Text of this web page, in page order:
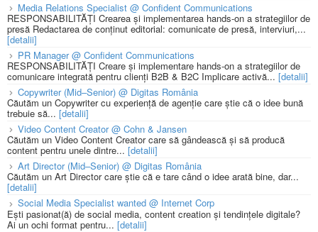
Media Relations Specialist @ Confident Communications
RESPONSABILITĂȚI Crearea și implementarea hands-on a strategiilor de
presă Redactarea de conținut editorial: comunicate de presă, interviuri,...
[detalii]
PR Manager @ Confident Communications
RESPONSABILITĂȚI Creare și implementare hands-on a strategiilor de
comunicare integrată pentru clienți B2B & B2C Implicare activă... [detalii]
Copywriter (Mid–Senior) @ Digitas România
Căutăm un Copywriter cu experiență de agenție care știe că o idee bună
trebuie să... [detalii]
Video Content Creator @ Cohn & Jansen
Căutăm un Video Content Creator care să gândească și să producă
content pentru unele dintre... [detalii]
Art Director (Mid–Senior) @ Digitas România
Căutăm un Art Director care știe că e tare când o idee arată bine, dar...
[detalii]
Social Media Specialist wanted @ Internet Corp
Ești pasionat(ă) de social media, content creation și tendințele digitale?
Ai un ochi format pentru... [detalii]